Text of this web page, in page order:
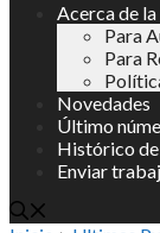
Acerca de
Para
Para
Novedades
Último
Histórico de
Enviar